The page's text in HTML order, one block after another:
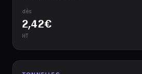
dès
2,42€
HT